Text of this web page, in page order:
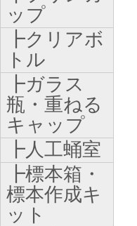
ップ
┣クリアボ
トル
┣ガラス
瓶・重ねる
キャップ
┣人工蛹室
┣標本箱・
標本作成キ
ット